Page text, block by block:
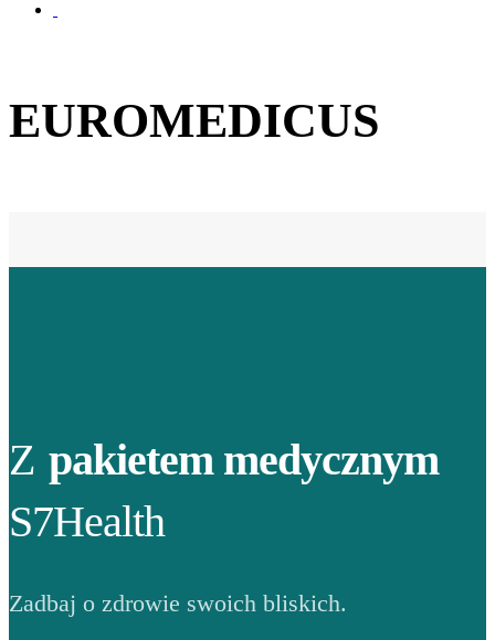
EUROMEDICUS
Z pakietem medycznym
S7Health
Zadbaj o zdrowie swoich bliskich.